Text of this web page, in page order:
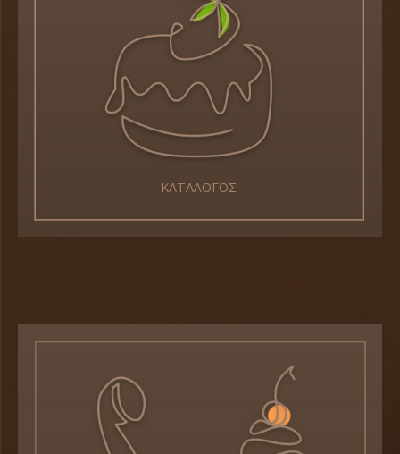
ΚΑΤΑΛΟΓΟΣ